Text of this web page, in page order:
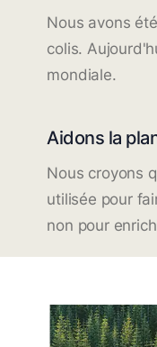
Nous avons
colis.
mondiale.
Aidons la
Nous croyons
utilisée pour
non pour